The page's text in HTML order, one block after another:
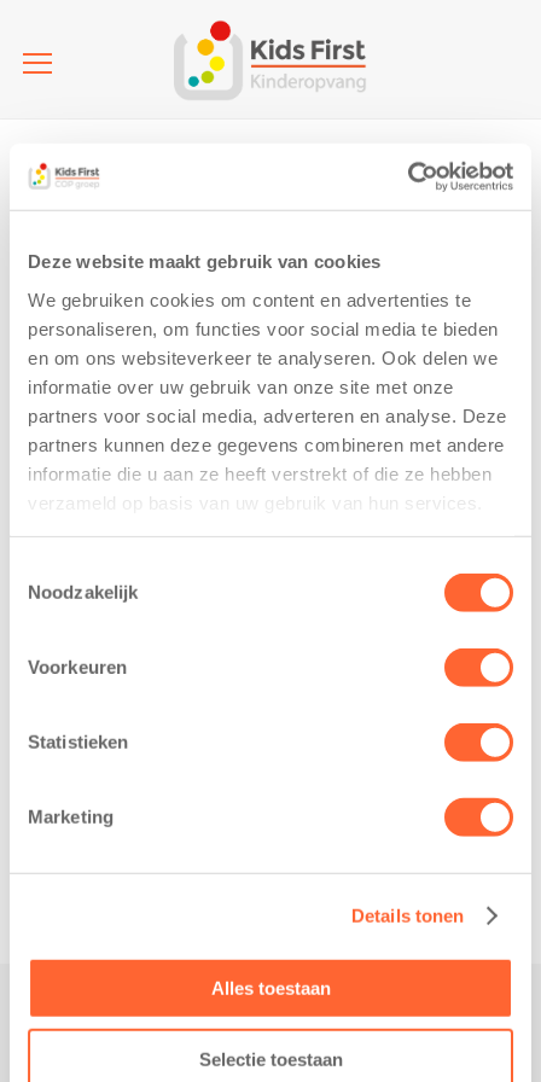
Deze website maakt gebruik van cookies
We gebruiken cookies om content en advertenties te
personaliseren, om functies voor social media te bieden
en om ons websiteverkeer te analyseren. Ook delen we
informatie over uw gebruik van onze site met onze
partners voor social media, adverteren en analyse. Deze
partners kunnen deze gegevens combineren met andere
informatie die u aan ze heeft verstrekt of die ze hebben
verzameld op basis van uw gebruik van hun services.
Noodzakelijk
Voorkeuren
Statistieken
Marketing
Details tonen
Alles toestaan
Selectie toestaan
Pedagogisch Werkplan IKC Glimmen Quintus (2024 juni)
Pedagogisch Werkplan
IKC Glimmen Quintus
(2024 juni)
4 June 2024
Related posts